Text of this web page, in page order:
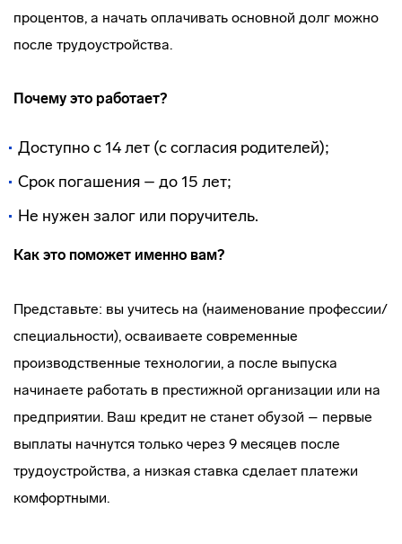
процентов, а начать оплачивать основной долг можно
после трудоустройства.
Почему это работает?
Доступно с 14 лет (с согласия родителей);
Срок погашения – до 15 лет;
Не нужен залог или поручитель.
Как это поможет именно вам?
Представьте: вы учитесь на (наименование профессии/
специальности), осваиваете современные
производственные технологии, а после выпуска
начинаете работать в престижной организации или на
предприятии. Ваш кредит не станет обузой – первые
выплаты начнутся только через 9 месяцев после
трудоустройства, а низкая ставка сделает платежи
комфортными.